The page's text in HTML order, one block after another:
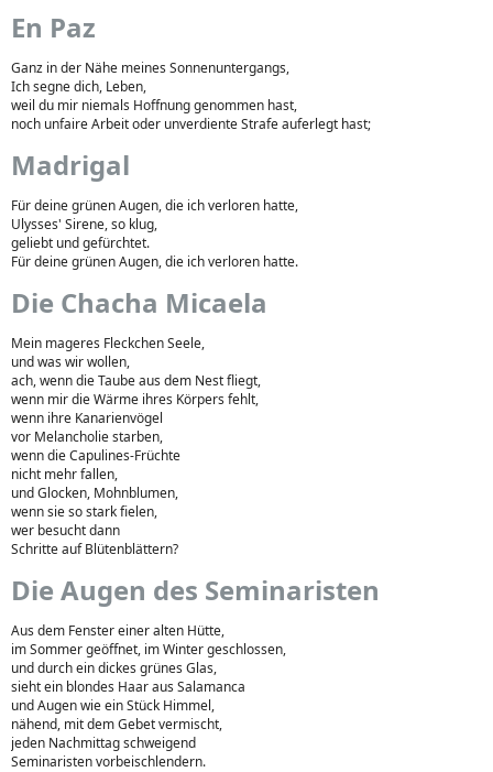
En Paz
Ganz in der Nähe meines Sonnenuntergangs,
Ich segne dich, Leben,
weil du mir niemals Hoffnung genommen hast,
noch unfaire Arbeit oder unverdiente Strafe auferlegt hast;
Madrigal
Für deine grünen Augen, die ich verloren hatte,
Ulysses' Sirene, so klug,
geliebt und gefürchtet.
Für deine grünen Augen, die ich verloren hatte.
Die Chacha Micaela
Mein mageres Fleckchen Seele,
und was wir wollen,
ach, wenn die Taube aus dem Nest fliegt,
wenn mir die Wärme ihres Körpers fehlt,
wenn ihre Kanarienvögel
vor Melancholie starben,
wenn die Capulines-Früchte
nicht mehr fallen,
und Glocken, Mohnblumen,
wenn sie so stark fielen,
wer besucht dann
Schritte auf Blütenblättern?
Die Augen des Seminaristen
Aus dem Fenster einer alten Hütte,
im Sommer geöffnet, im Winter geschlossen,
und durch ein dickes grünes Glas,
sieht ein blondes Haar aus Salamanca
und Augen wie ein Stück Himmel,
nähend, mit dem Gebet vermischt,
jeden Nachmittag schweigend
Seminaristen vorbeischlendern.